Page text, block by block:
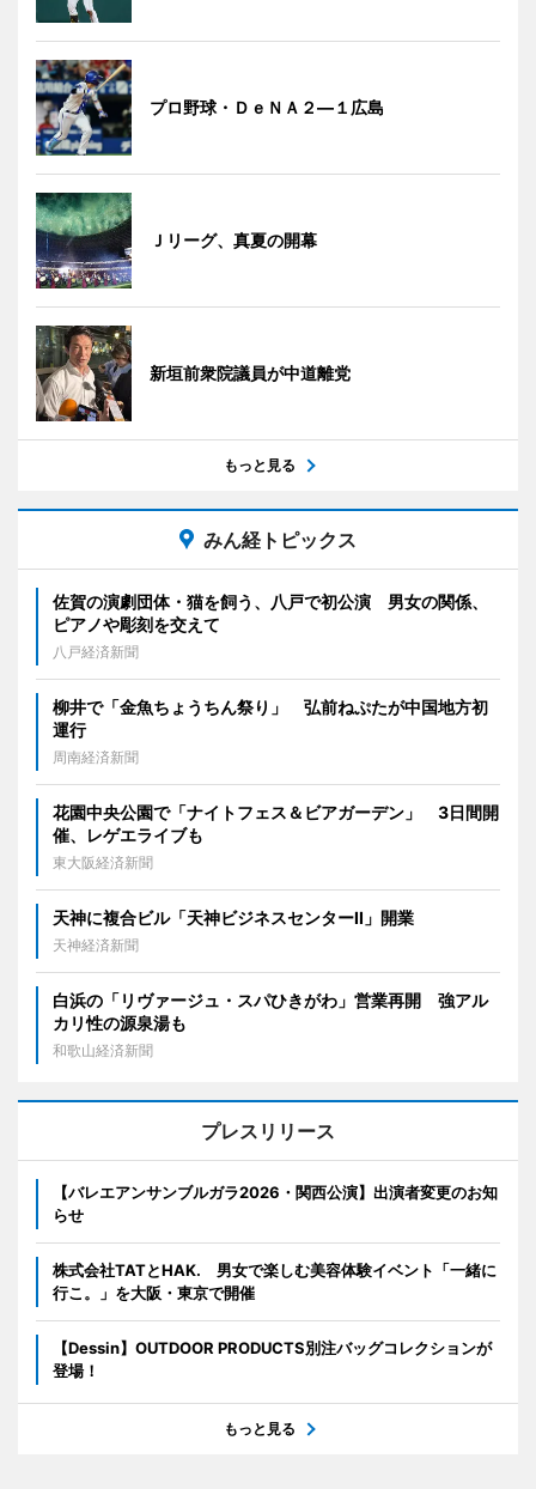
プロ野球・ＤｅＮＡ２―１広島
Ｊリーグ、真夏の開幕
新垣前衆院議員が中道離党
もっと見る
みん経トピックス
佐賀の演劇団体・猫を飼う、八戸で初公演 男女の関係、
ピアノや彫刻を交えて
八戸経済新聞
柳井で「金魚ちょうちん祭り」 弘前ねぷたが中国地方初
運行
周南経済新聞
花園中央公園で「ナイトフェス＆ビアガーデン」 3日間開
催、レゲエライブも
東大阪経済新聞
天神に複合ビル「天神ビジネスセンターII」開業
天神経済新聞
白浜の「リヴァージュ・スパひきがわ」営業再開 強アル
カリ性の源泉湯も
和歌山経済新聞
プレスリリース
【バレエアンサンブルガラ2026・関西公演】出演者変更のお知
らせ
株式会社TATとHAK. 男女で楽しむ美容体験イベント「一緒に
行こ。」を大阪・東京で開催
【Dessin】OUTDOOR PRODUCTS別注バッグコレクションが
登場！
もっと見る